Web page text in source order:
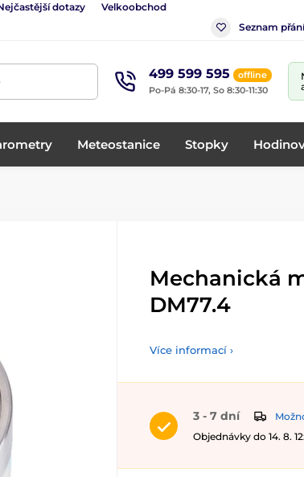
dotazy Velkoobchod
Seznam přání
499 599 595
offline
Po-Pá 8:30-17, So 8:30-11:30
Meteostanice Stopky
Mechanická
DM77.4
Více informací ›
3 - 7 dní
Objednávky do 14. 8.